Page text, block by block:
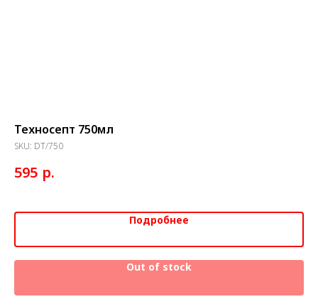
Техносепт 750мл
SKU: DT/750
595 р.
Подробнее
Out of stock